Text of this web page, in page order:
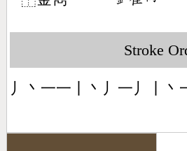
Stroke
丿丶一一丨丶丿一丿丨